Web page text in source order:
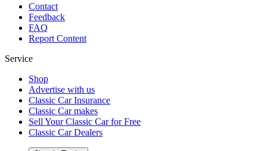
Contact
Feedback
FAQ
Report Content
Service
Shop
Advertise with us
Classic Car Insurance
Classic Car makes
Sell Your Classic Car for Free
Classic Car Dealers